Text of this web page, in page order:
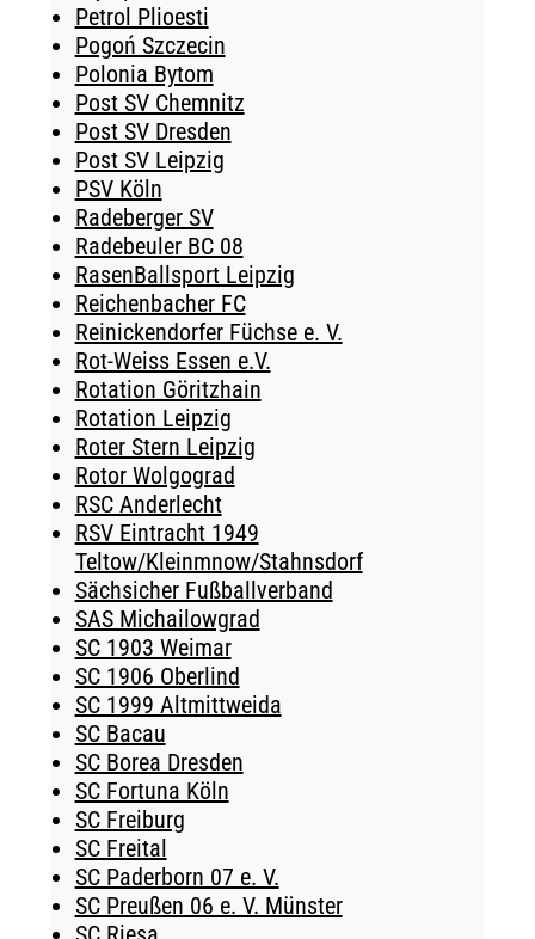
Petrol Plioesti
Pogoń Szczecin
Polonia Bytom
Post SV Chemnitz
Post SV Dresden
Post SV Leipzig
PSV Köln
Radeberger SV
Radebeuler BC 08
RasenBallsport Leipzig
Reichenbacher FC
Reinickendorfer Füchse e. V.
Rot-Weiss Essen e.V.
Rotation Göritzhain
Rotation Leipzig
Roter Stern Leipzig
Rotor Wolgograd
RSC Anderlecht
RSV Eintracht 1949
Teltow/Kleinmnow/Stahnsdorf
Sächsicher Fußballverband
SAS Michailowgrad
SC 1903 Weimar
SC 1906 Oberlind
SC 1999 Altmittweida
SC Bacau
SC Borea Dresden
SC Fortuna Köln
SC Freiburg
SC Freital
SC Paderborn 07 e. V.
SC Preußen 06 e. V. Münster